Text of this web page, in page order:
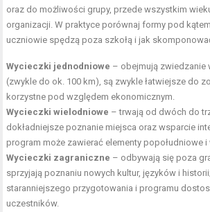
oraz do możliwości grupy, przede wszystkim
organizacji. W praktyce porównaj formy pod
uczniowie spędzą poza szkołą i jak
Wycieczki jednodniowe – obejmują zwiedzanie
(zwykle do ok. 100 km), są zwykle łatwiejsze do
korzystne pod względem ekonomicznym.
Wycieczki wielodniowe – trwają od dwóch do
dokładniejsze poznanie miejsca oraz wsparcie
program może zawierać elementy popołudniowe i
Wycieczki zagraniczne – odbywają się poza
sprzyjają poznaniu nowych kultur, języków i
staranniejszego przygotowania i programu
uczestników.